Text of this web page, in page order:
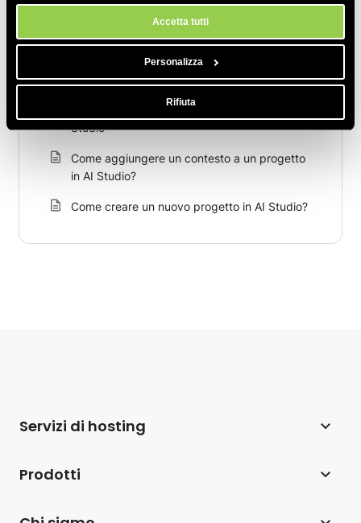
Accetta tutti
Personalizza
Rifiuta
specifica chat in SiteGround AI Studio
Come spostare una chat in un progetto?
Come funzionano i file all'interno dei progetti
Come modificare o eliminare un progetto in AI
Studio
Come aggiungere un contesto a un progetto
in AI Studio?
Come creare un nuovo progetto in AI Studio?
Servizi di hosting
Prodotti